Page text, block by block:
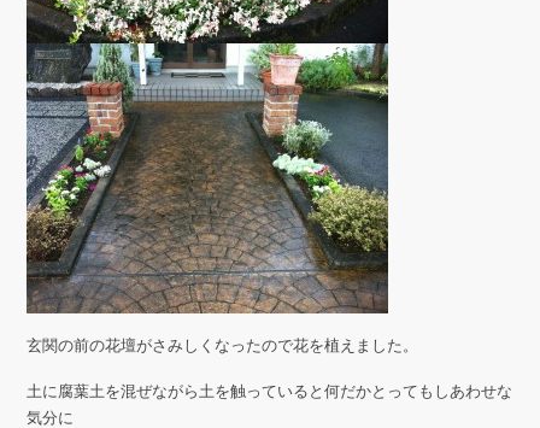
玄関の前の花壇がさみしくなったので花を植えました。
土に腐葉土を混ぜながら土を触っていると何だかとってもしあわせな
気分に